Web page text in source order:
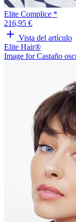
Elite Complice *
216,95 €
Vista del artículo
Elite Hair®
Image for Castaño